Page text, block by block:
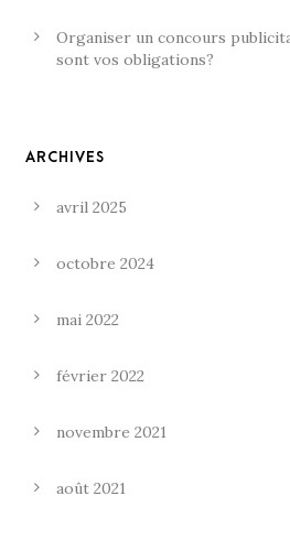
Organiser un concours
sont vos obligations?
ARCHIVES
avril 2025
octobre 2024
mai 2022
février 2022
novembre 2021
août 2021